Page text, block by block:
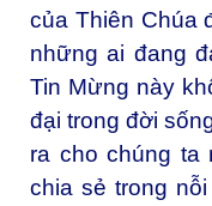
của Thiên Chúa
những ai đang
Tin Mừng này
đại trong đời
ra cho chúng ta
chia sẻ trong